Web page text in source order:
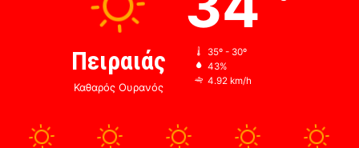
Πειραιάς
Καθαρός Ουρανός
35º - 30º
43%
4.92 km/h